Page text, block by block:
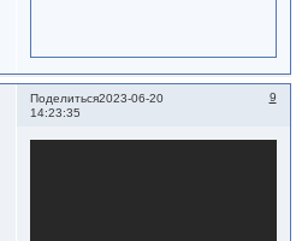
Поделиться 9
2023-06-20
14:23:35